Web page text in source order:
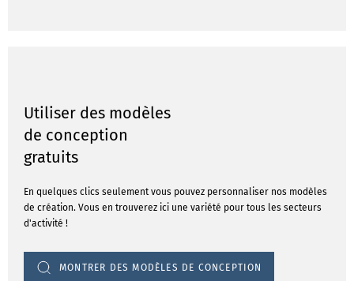
Utiliser des modèles
de conception
gratuits
En quelques clics seulement vous pouvez personnaliser nos modèles
de création. Vous en trouverez ici une variété pour tous les secteurs
d'activité !
MONTRER DES MODÈLES DE CONCEPTION